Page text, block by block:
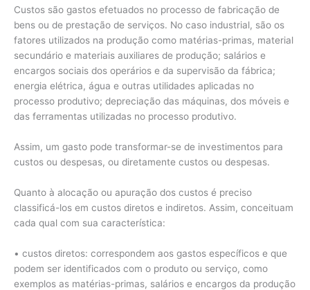
Custos são gastos efetuados no processo de fabricação de
bens ou de prestação de serviços. No caso industrial, são os
fatores utilizados na produção como matérias-primas, material
secundário e materiais auxiliares de produção; salários e
encargos sociais dos operários e da supervisão da fábrica;
energia elétrica, água e outras utilidades aplicadas no
processo produtivo; depreciação das máquinas, dos móveis e
das ferramentas utilizadas no processo produtivo.
Assim, um gasto pode transformar-se de investimentos para
custos ou despesas, ou diretamente custos ou despesas.
Quanto à alocação ou apuração dos custos é preciso
classificá-los em custos diretos e indiretos. Assim, conceituam
cada qual com sua característica:
• custos diretos: correspondem aos gastos específicos e que
podem ser identificados com o produto ou serviço, como
exemplos as matérias-primas, salários e encargos da produção